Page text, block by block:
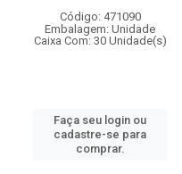
Código: 471090
Embalagem: Unidade
Caixa Com: 30 Unidade(s)
Faça seu login ou
cadastre-se para
comprar.